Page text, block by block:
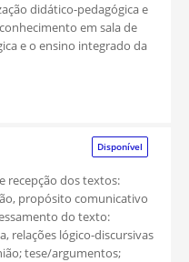
didático-pedagógica e
em sala de
e o ensino integrado da
Disponível
recepção dos textos:
propósito comunicativo
do texto:
relações lógico-discursivas
tese/argumentos;